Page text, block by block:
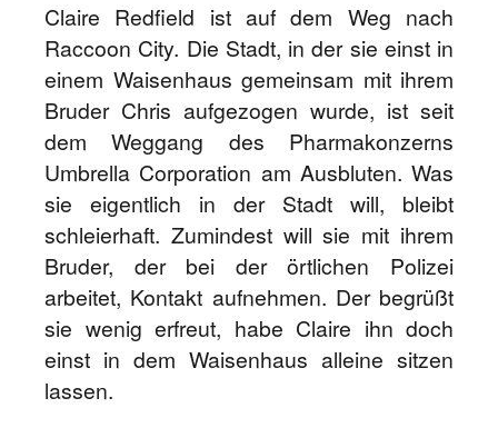
Claire Redfield ist auf dem Weg nach
Raccoon City. Die Stadt, in der sie einst in
einem Waisenhaus gemeinsam mit ihrem
Bruder Chris aufgezogen wurde, ist seit
dem Weggang des Pharmakonzerns
Umbrella Corporation am Ausbluten. Was
sie eigentlich in der Stadt will, bleibt
schleierhaft. Zumindest will sie mit ihrem
Bruder, der bei der örtlichen Polizei
arbeitet, Kontakt aufnehmen. Der begrüßt
sie wenig erfreut, habe Claire ihn doch
einst in dem Waisenhaus alleine sitzen
lassen.